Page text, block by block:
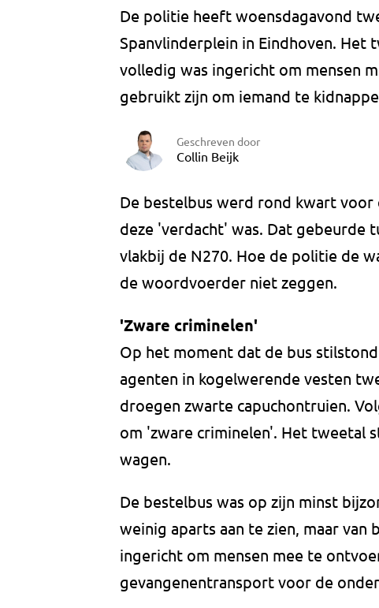
De politie heeft woensdagavond
Spanvlinderplein in Eindhoven. Het
volledig was ingericht om mensen
gebruikt zijn om iemand te
Geschreven door
Collin Beijk
De bestelbus werd rond kwart
deze 'verdacht' was. Dat gebeurde
vlakbij de N270. Hoe de politie de
de woordvoerder niet zeggen.
'Zware criminelen'
Op het moment dat de bus
agenten in kogelwerende vesten
droegen zwarte capuchontruien.
om 'zware criminelen'. Het tweetal
wagen.
De bestelbus was op zijn minst
weinig aparts aan te zien, maar
ingericht om mensen mee te
gevangenentransport voor de